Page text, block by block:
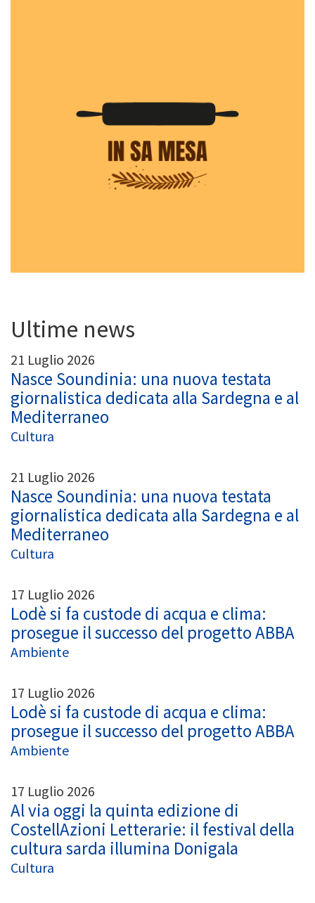
Ultime news
21 Luglio 2026
Nasce Soundinia: una nuova testata
giornalistica dedicata alla Sardegna e al
Mediterraneo
Cultura
21 Luglio 2026
Nasce Soundinia: una nuova testata
giornalistica dedicata alla Sardegna e al
Mediterraneo
Cultura
17 Luglio 2026
Lodè si fa custode di acqua e clima:
prosegue il successo del progetto ABBA
Ambiente
17 Luglio 2026
Lodè si fa custode di acqua e clima:
prosegue il successo del progetto ABBA
Ambiente
17 Luglio 2026
Al via oggi la quinta edizione di
CostellAzioni Letterarie: il festival della
cultura sarda illumina Donigala
Cultura